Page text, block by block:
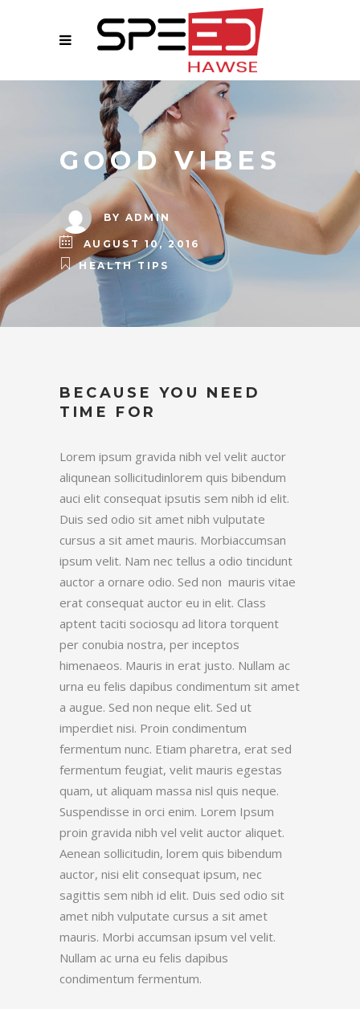
GOOD VIBES
BY ADMIN
AUGUST 10, 2016
HEALTH TIPS
BECAUSE YOU NEED
TIME FOR
Lorem ipsum gravida nibh vel velit auctor
aliqunean sollicitudinlorem quis bibendum
auci elit consequat ipsutis sem nibh id elit.
Duis sed odio sit amet nibh vulputate
cursus a sit amet mauris. Morbiaccumsan
ipsum velit. Nam nec tellus a odio tincidunt
auctor a ornare odio. Sed non mauris vitae
erat consequat auctor eu in elit. Class
aptent taciti sociosqu ad litora torquent
per conubia nostra, per inceptos
himenaeos. Mauris in erat justo. Nullam ac
urna eu felis dapibus condimentum sit amet
a augue. Sed non neque elit. Sed ut
imperdiet nisi. Proin condimentum
fermentum nunc. Etiam pharetra, erat sed
fermentum feugiat, velit mauris egestas
quam, ut aliquam massa nisl quis neque.
Suspendisse in orci enim. Lorem Ipsum
proin gravida nibh vel velit auctor aliquet.
Aenean sollicitudin, lorem quis bibendum
auctor, nisi elit consequat ipsum, nec
sagittis sem nibh id elit. Duis sed odio sit
amet nibh vulputate cursus a sit amet
mauris. Morbi accumsan ipsum vel velit.
Nullam ac urna eu felis dapibus
condimentum fermentum.